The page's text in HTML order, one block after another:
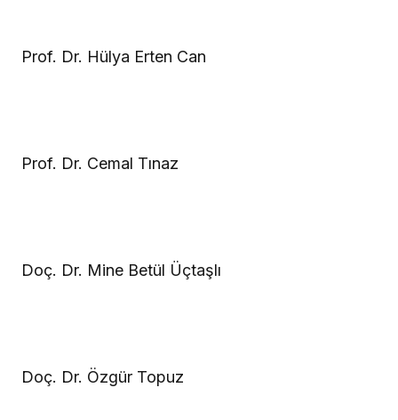
Prof. Dr. Hülya Erten Can
Prof. Dr. Cemal Tınaz
Doç. Dr. Mine Betül Üçtaşlı
Doç. Dr. Özgür Topuz